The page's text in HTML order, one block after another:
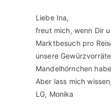
Liebe Ina,
freut mich, wenn Dir
Marktbesuch pro
unsere
Mandelhörnchen
Aber lass mich
LG, Monika